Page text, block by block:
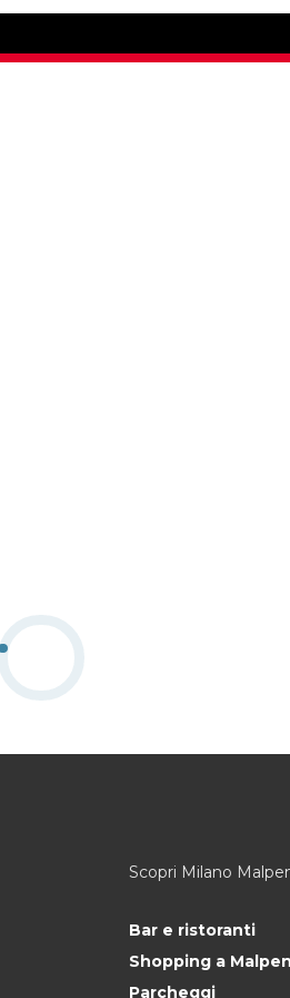
Scopri Milano
Bar e ristoranti
Shopping a
Parcheggi